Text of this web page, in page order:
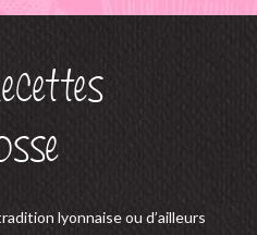
lyonnaise ou d’ailleurs